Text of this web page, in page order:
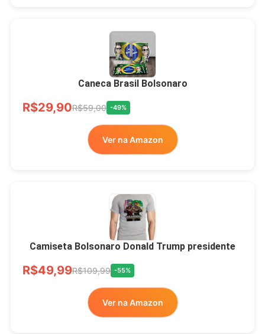
Xícara Bolsonaro
Brasão Deus Acima De
Todos
R$33,00
Ver no MERCADO
LIVRE
Caneca Brasil Bolsonaro
R$29,90R$59,00 -49%
Ver na Amazon
Camiseta Bolsonaro Donald Trump presidente
R$49,99R$109,99 -55%
Ver na Amazon